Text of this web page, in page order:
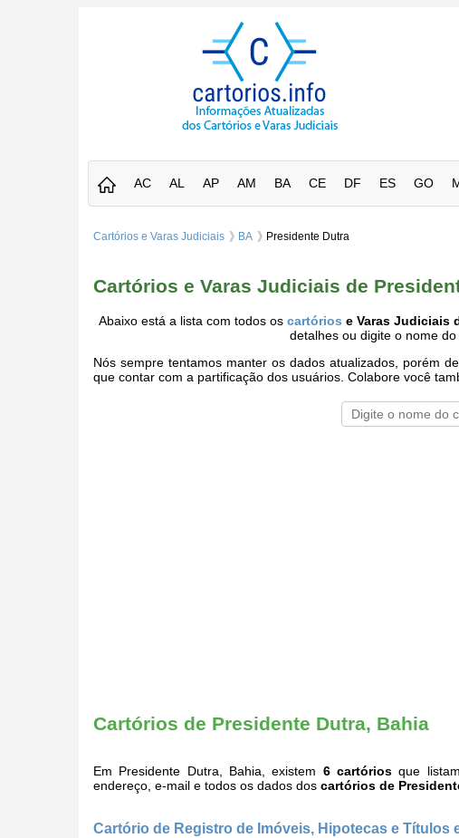
AC AL AP AM BA CE DF ES GO
Cartórios e Varas Judiciais BA Presidente Dutra
Cartórios e Varas Judiciais de
Abaixo está a lista com todos os cartórios e Varas Judiciais
detalhes ou digite o nome
Nós sempre tentamos manter os dados atualizados, porém
que contar com a partificação dos usuários. Colabore você
Cartórios de Presidente Dutra, Bahia
Em Presidente Dutra, Bahia, existem 6 cartórios que
endereço, e-mail e todos os dados dos cartórios de
Cartório de Registro de Imóveis, Hipotecas e Títulos